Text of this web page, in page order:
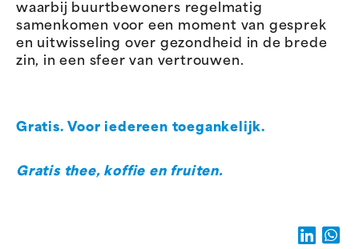
waarbij buurtbewoners regelmatig
samenkomen voor een moment van gesprek
en uitwisseling over gezondheid in de brede
zin, in een sfeer van vertrouwen.
Gratis. Voor iedereen toegankelijk.
Gratis thee, koffie en fruiten.